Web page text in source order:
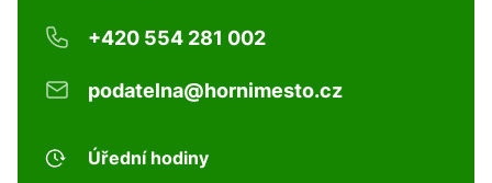
+420 554 281 002
podatelna@hornimesto.cz
Úřední hodiny